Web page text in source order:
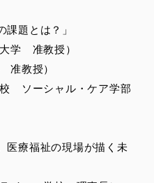
課題とは？」
学 准教授）
准教授）
ソーシャル・ケア学部
医療福祉の現場が描く未